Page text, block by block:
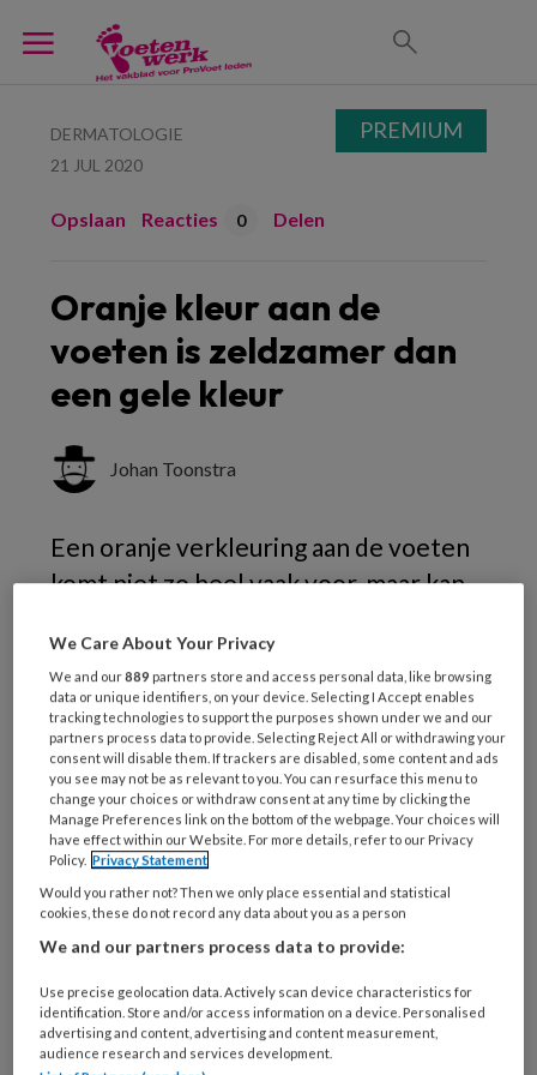
DERMATOLOGIE
21 JUL 2020
Opslaan Reacties 0 Delen
Oranje kleur aan de
voeten is zeldzamer dan
een gele kleur
Johan Toonstra
Een oranje verkleuring aan de voeten
komt niet zo heel vaak voor, maar kan
tamelijk zeldzame ziektebeeld
pityriasis rubra pilaris. Een gele
verkleuring kan onder meer komen
door geelzucht, yellow-nail syndroom
of bepaalde therapie tegen kanker.
Dermatoloog Johan Toonstra licht de
verschillende mogelijkheden toe aan
de hand van klinische foto’s.
PREMIUM
PREMIUM
We Care About Your Privacy
We and our889 partners store and access personal data, like browsing
data or unique identifiers, on your device. Selecting I Accept enables
tracking technologies to support the purposes shown under we and our
partners process data to provide. Selecting Reject All or withdrawing your
consent will disable them. If trackers are disabled, some content and ads
you see may not be as relevant to you. You can resurface this menu to
change your choices or withdraw consent at any time by clicking the
Manage Preferences link on the bottom of the webpage. Your choices will
have effect within our Website. For more details, refer to our Privacy
Policy. Privacy Statement
Would you rather not? Then we only place essential and statistical
cookies, these do not record any data about you as a person
We and our partners process data to provide:
Use precise geolocation data. Actively scan device characteristics for
identification. Store and/or access information on a device. Personalised
advertising and content, advertising and content measurement,
audience research and services development.